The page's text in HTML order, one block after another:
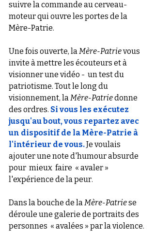
suivre la commande au cerveau-
moteur qui ouvre les portes de la
Mère-Patrie.
Une fois ouverte, la Mère-Patrie vous
invite à mettre les écouteurs et à
visionner une vidéo -  un test du
patriotisme. Tout le long du
visionnement, la Mère-Patrie donne
des ordres. Si vous les exécutez
jusqu'au bout, vous repartez avec
un dispositif de la Mère-Patrie à
l'intérieur de vous.Je voulais
ajouter une note d'humour absurde
pour  mieux  faire  « avaler »
l'expérience de la peur.
Dans la bouche de la Mère-Patrie se
déroule une galerie de portraits des
personnes  « avalées » par la violence.